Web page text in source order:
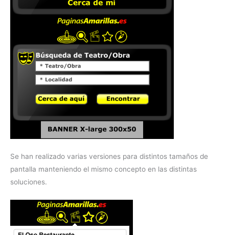
Se han realizado varias versiones para distintos tamaños de
pantalla manteniendo el mismo concepto en las distintas
soluciones.